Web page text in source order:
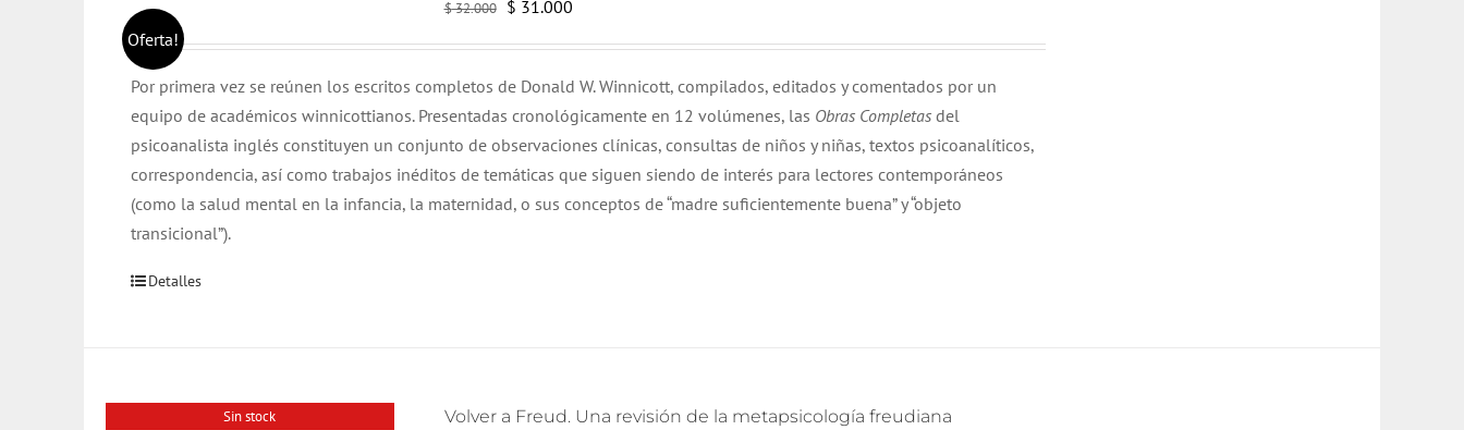
Oferta!
$32.000
El
era:
$ 32.000.
$ 31.000El
es:
$ 31.000.
Por primera vez se reúnen los escritos completos de Donald W. Winnicott, compilados, editados y comentados por un
equipo de académicos winnicottianos. Presentadas cronológicamente en 12 volúmenes, las Obras Completas del
psicoanalista inglés constituyen un conjunto de observaciones clínicas, consultas de niños y niñas, textos psicoanalíticos,
correspondencia, así como trabajos inéditos de temáticas que siguen siendo de interés para lectores contemporáneos
(como la salud mental en la infancia, la maternidad, o sus conceptos de “madre suficientemente buena” y “objeto
transicional”).
Detalles
Sin stock Volver a Freud. Una revisión de la metapsicología freudiana